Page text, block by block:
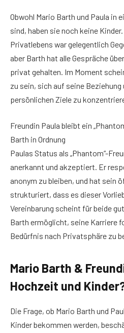
Obwohl Mario Barth und Paula in
sind, haben sie noch keine
Privatlebens war gelegentlich
aber Barth hat alle Gespräche
privat gehalten. Im Moment
zu sein, sich auf seine Beziehung
persönlichen Ziele zu
Freundin Paula bleibt ein
Barth in Ordnung
Paulas Status als „Phantom“-
anerkannt und akzeptiert. Er
anonym zu bleiben, und hat sein
strukturiert, dass es dieser
Vereinbarung scheint für beide
Barth ermöglicht, seine Karriere
Bedürfnis nach Privatsphäre zu
Mario Barth &
Hochzeit und
Die Frage, ob Mario Barth und
Kinder bekommen werden,